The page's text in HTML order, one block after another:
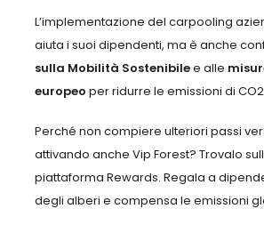
L’implementazione del carpooling
aiuta i suoi dipendenti, ma è anche
sulla Mobilità Sostenibilee alle
europeo per ridurre le emissioni di
Perché non compiere ulteriori passi
attivando anche Vip Forest? Trovalo
piattaforma Rewards. Regala a
degli alberi e compensa le emissioni